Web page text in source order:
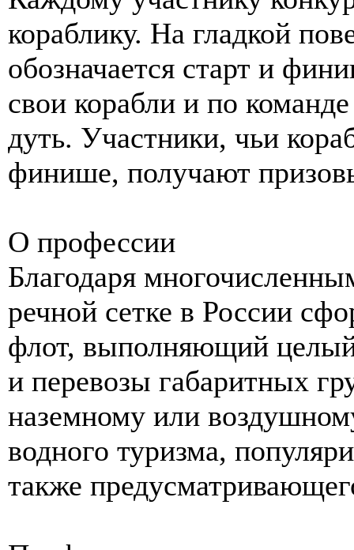
кораблику. На гладкой
обозначается старт и
свои корабли и по
дуть. Участники, чьи
финише, получают
О профессии
Благодаря
речной сетке в России
флот, выполняющий
и перевозы габаритных
наземному или
водного туризма,
также